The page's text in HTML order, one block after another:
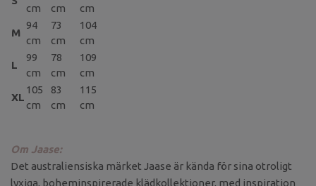
cm cm cm
M
94
cm
73
cm
104
cm
L
99
cm
78
cm
109
cm
XL
105
cm
83
cm
115
cm
Om Jaase:
Det australiensiska märket Jaase är kända för sina otroligt
lyxiga, boheminspirerade klädkollektioner, med inspiration